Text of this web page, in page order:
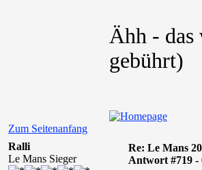
Ähh - das
gebührt)
Zum Seitenanfang
Ralli
Le Mans Sieger
Re: Le Mans
Antwort #719 -